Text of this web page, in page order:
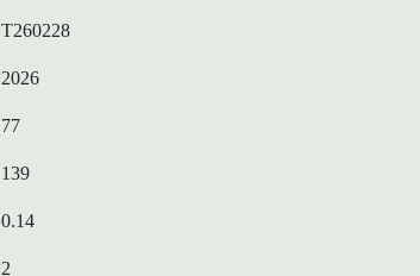
T260228
2026
77
139
0.14
2